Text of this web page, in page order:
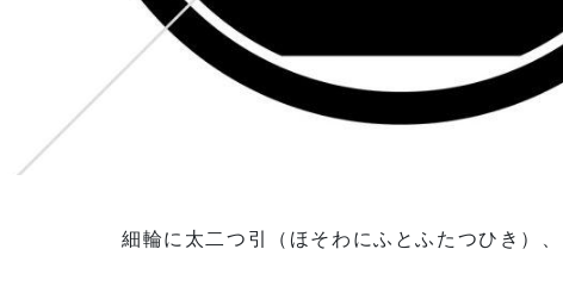
細輪に太二つ引（ほそわにふとふたつひき）、